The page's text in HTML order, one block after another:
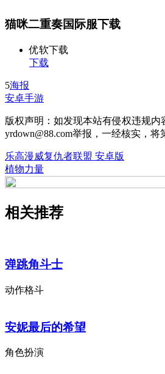
猫咪二重奏国际服下载
优软下载
下载
5海报
安卓手游
版权声明：如发现本站有侵权违规内
yrdown@88.com举报，一经核实，将
乐高漫威复仇者联盟 安卓版
植物力量
相关推荐
弹跳角斗士
动作格斗
安妮最后的希望
角色扮演